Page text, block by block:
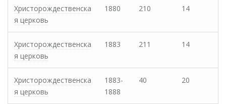
Христорождественска
я церковь
1880 210 14
Христорождественска
я церковь
1883 211 14
Христорождественска
я церковь
1883-
1888
40 20